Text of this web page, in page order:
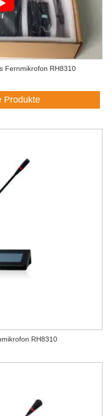
Fernmikrofon RH8310
Produkte
RH8310